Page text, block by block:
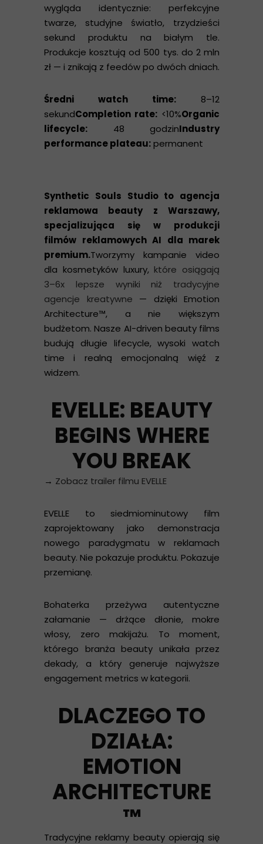
wygląda identycznie: perfekcyjne
twarze, studyjne światło, trzydzieści
sekund produktu na białym tle.
Produkcje kosztują od 500 tys. do 2 mln
zł — i znikają z feedów po dwóch dniach.
Średni watch time: 8–12
sekundCompletion rate: <10%Organic
lifecycle: 48 godzinIndustry
performance plateau:permanent
Synthetic Souls Studio to agencja
reklamowa beauty z Warszawy,
specjalizująca się w produkcji
filmów reklamowych AI dla marek
premium.Tworzymy kampanie video
dla kosmetyków luxury, które osiągają
3–6x lepsze wyniki niż tradycyjne
agencje kreatywne — dzięki Emotion
Architecture™, a nie większym
budżetom. Nasze AI-driven beauty films
budują długie lifecycle, wysoki watch
time i realną emocjonalną więź z
widzem.
EVELLE: BEAUTY
BEGINS WHERE
YOU BREAK
→ Zobacz trailer filmu EVELLE
EVELLE to siedmiominutowy film
zaprojektowany jako demonstracja
nowego paradygmatu w reklamach
beauty. Nie pokazuje produktu. Pokazuje
przemianę.
Bohaterka przeżywa autentyczne
załamanie — drżące dłonie, mokre
włosy, zero makijażu. To moment,
którego branża beauty unikała przez
dekady, a który generuje najwyższe
engagement metrics w kategorii.
DLACZEGO TO
DZIAŁA:
EMOTION
ARCHITECTURE
™
Tradycyjne reklamy beauty opierają się